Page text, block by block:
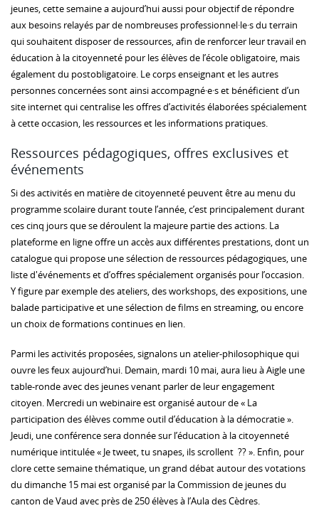
jeunes, cette semaine a aujourd’hui aussi pour objectif de répondre
aux besoins relayés par de nombreuses professionnel·le·s du terrain
qui souhaitent disposer de ressources, afin de renforcer leur travail en
éducation à la citoyenneté pour les élèves de l’école obligatoire, mais
également du postobligatoire. Le corps enseignant et les autres
personnes concernées sont ainsi accompagné·e·s et bénéficient d’un
site internet qui centralise les offres d’activités élaborées spécialement
à cette occasion, les ressources et les informations pratiques.
Ressources pédagogiques, offres exclusives et
événements
Si des activités en matière de citoyenneté peuvent être au menu du
programme scolaire durant toute l’année, c’est principalement durant
ces cinq jours que se déroulent la majeure partie des actions. La
plateforme en ligne offre un accès aux différentes prestations, dont un
catalogue qui propose une sélection de ressources pédagogiques, une
liste d'événements et d’offres spécialement organisés pour l’occasion.
Y figure par exemple des ateliers, des workshops, des expositions, une
balade participative et une sélection de films en streaming, ou encore
un choix de formations continues en lien.
Parmi les activités proposées, signalons un atelier-philosophique qui
ouvre les feux aujourd’hui. Demain, mardi 10 mai, aura lieu à Aigle une
table-ronde avec des jeunes venant parler de leur engagement
citoyen. Mercredi un webinaire est organisé autour de « La
participation des élèves comme outil d’éducation à la démocratie ».
Jeudi, une conférence sera donnée sur l’éducation à la citoyenneté
numérique intitulée « Je tweet, tu snapes, ils scrollent ?? ». Enfin, pour
clore cette semaine thématique, un grand débat autour des votations
du dimanche 15 mai est organisé par la Commission de jeunes du
canton de Vaud avec près de 250 élèves à l’Aula des Cèdres.